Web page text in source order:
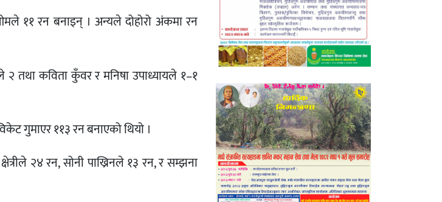
११ रन बनाइन् । अन्यले दोहोरो अंकमा रन
२ तथा कविता कुँवर र मनिषा उपाध्यायले १–१
गुमाएर ११३ रन बनाएको थियो ।
२४ रन, सोनी पाख्रिनले १३ रन, र सम्झना